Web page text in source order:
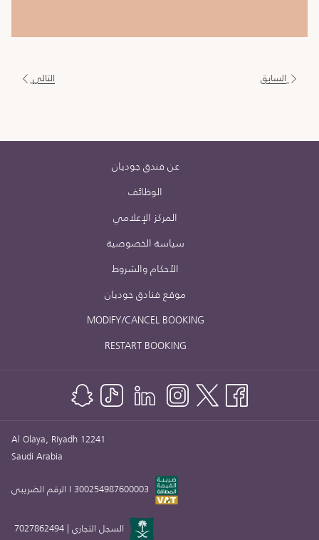
السابق التالي
عن فندق جوديان
الوظائف
المركز الإعلامي
سياسة الخصوصية
الأحكام والشروط
موقع فنادق جوديان
MODIFY/CANCEL BOOKING
RESTART BOOKING
Al Olaya, Riyadh 12241
Saudi Arabia
300254987600003 I الرقم الضريبي
السجل التجاري | 7027862494